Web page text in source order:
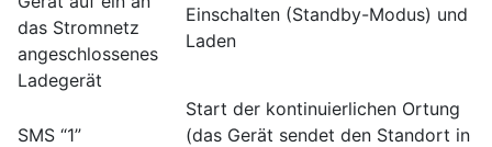
das Stromnetz
angeschlossenes
Ladegerät
Einschalten (Standby-Modus) und
Laden
SMS “1”
Start der kontinuierlichen Ortung
(das Gerät sendet den Standort in